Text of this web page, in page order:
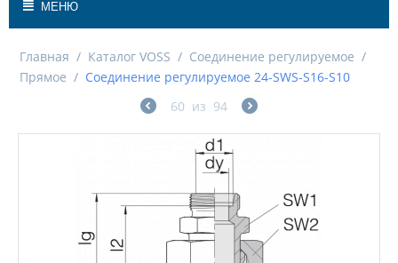
МЕНЮ
Главная / Каталог VOSS / Соединение регулируемое /
Прямое / Соединение регулируемое 24-SWS-S16-S10
60 из 94